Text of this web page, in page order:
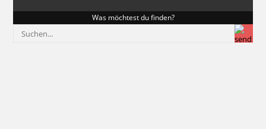
Was möchtest du finden?